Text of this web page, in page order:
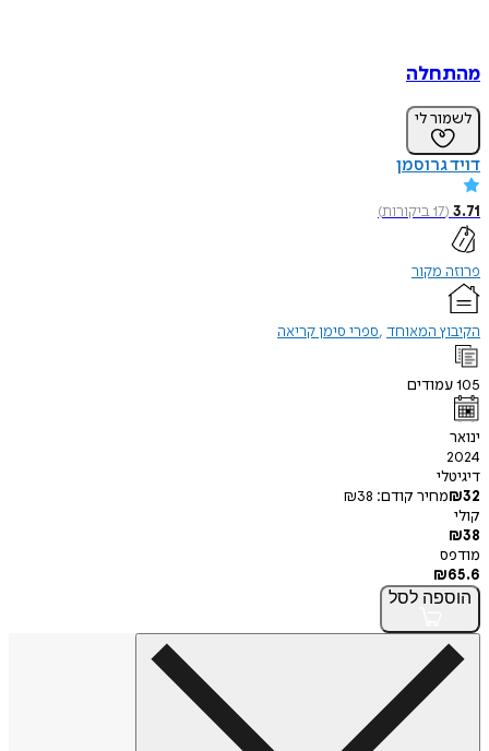
מהתחלה
לשמור לי
דויד גרוסמן
3.71
(
17ביקורות)
פרוזה מקור
הקיבוץ המאוחד ספרי סימן קריאה
105עמודים
ינואר
2024
דיגיטלי
₪32 מחיר קודם: ₪38
קולי
₪38
מודפס
₪65.6
הוספה לסל